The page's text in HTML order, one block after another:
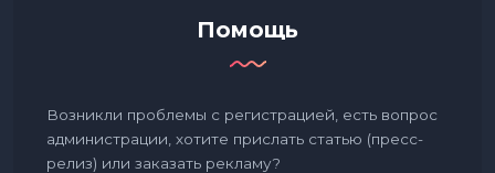
Помощь
Возникли проблемы с регистрацией, есть вопрос
администрации, хотите прислать статью (пресс-
релиз) или заказать рекламу?